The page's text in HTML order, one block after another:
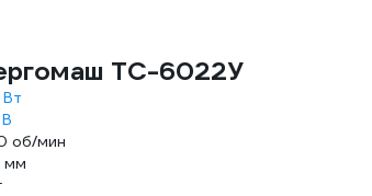
ТС-6022У
об/мин
мм